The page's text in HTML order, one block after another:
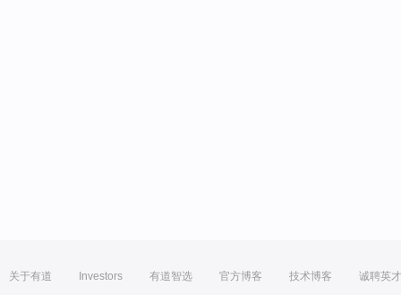
关于有道 Investors 有道智选 官方博客 技术博客 诚聘英才